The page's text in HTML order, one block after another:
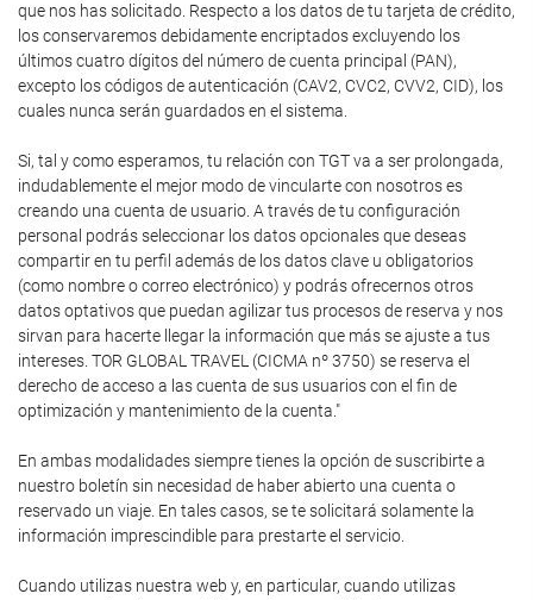
que nos has solicitado. Respecto a los datos de tu tarjeta de crédito,
los conservaremos debidamente encriptados excluyendo los
últimos cuatro dígitos del número de cuenta principal (PAN),
excepto los códigos de autenticación (CAV2, CVC2, CVV2, CID), los
cuales nunca serán guardados en el sistema.
Si, tal y como esperamos, tu relación con TGT va a ser prolongada,
indudablemente el mejor modo de vincularte con nosotros es
creando una cuenta de usuario. A través de tu configuración
personal podrás seleccionar los datos opcionales que deseas
compartir en tu perfil además de los datos clave u obligatorios
(como nombre o correo electrónico) y podrás ofrecernos otros
datos optativos que puedan agilizar tus procesos de reserva y nos
sirvan para hacerte llegar la información que más se ajuste a tus
intereses. TOR GLOBAL TRAVEL (CICMA nº 3750) se reserva el
derecho de acceso a las cuenta de sus usuarios con el fin de
optimización y mantenimiento de la cuenta."
En ambas modalidades siempre tienes la opción de suscribirte a
nuestro boletín sin necesidad de haber abierto una cuenta o
reservado un viaje. En tales casos, se te solicitará solamente la
información imprescindible para prestarte el servicio.
Cuando utilizas nuestra web y, en particular, cuando utilizas